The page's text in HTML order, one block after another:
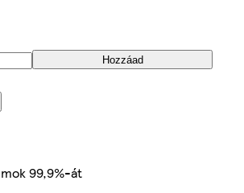
Hozzáad
99,9%-át